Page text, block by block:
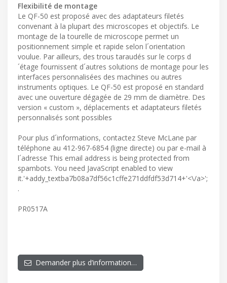
Flexibilité de montage
Le QF-50 est proposé avec des adaptateurs filetés
convenant à la plupart des microscopes et objectifs. Le
montage de la tourelle de microscope permet un
positionnement simple et rapide selon l´orientation
voulue. Par ailleurs, des trous taraudés sur le corps d
´étage fournissent d´autres solutions de montage pour les
interfaces personnalisées des machines ou autres
instruments optiques. Le QF-50 est proposé en standard
avec une ouverture dégagée de 29 mm de diamètre. Des
version « custom », déplacements et adaptateurs filetés
personnalisés sont possibles
Pour plus d´informations, contactez Steve McLane par
téléphone au 412-967-6854 (ligne directe) ou par e-mail à
l´adresse This email address is being protected from
spambots. You need JavaScript enabled to view
it.'+addy_textba7b08a7df56c1cffe271ddfdf53d714+'<\/a>';
.
PR0517A
Demander plus d’information…